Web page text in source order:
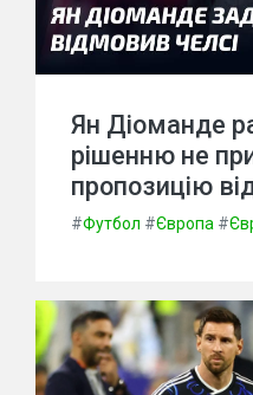
Ян Діоманде
рішенню не
пропозицію
#Футбол #Європа #